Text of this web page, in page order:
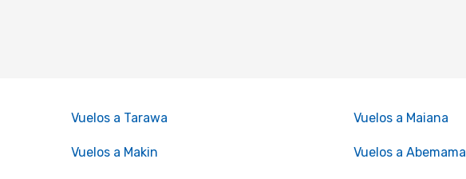
Vuelos a Tarawa Vuelos a Maiana
Vuelos a Makin Vuelos a Abemama